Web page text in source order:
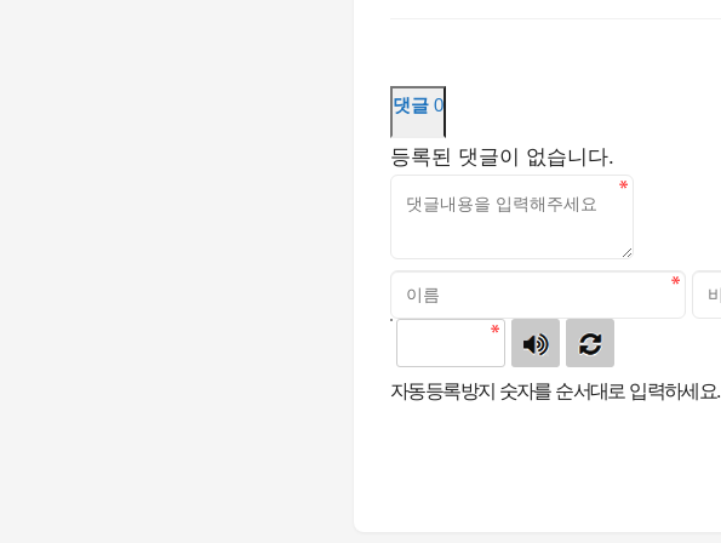
댓글 0
등록된 댓글이 없습니다.
자동등록방지 숫자를 순서대로 입력하세요.